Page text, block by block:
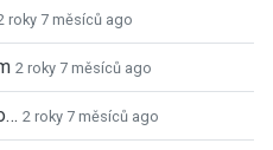
roky 7 měsíců ago
2 roky 7 měsíců ago
2 roky 7 měsíců ago